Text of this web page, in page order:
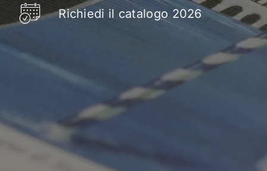
Richiedi il catalogo 2026